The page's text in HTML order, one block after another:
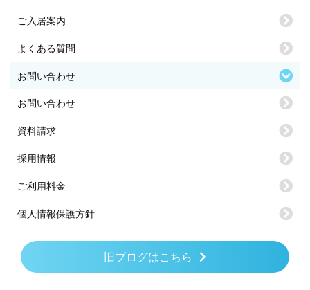
ご入居案内
よくある質問
お問い合わせ
お問い合わせ
資料請求
採用情報
ご利用料金
個人情報保護方針
旧ブログはこちら